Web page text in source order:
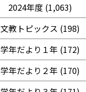
2024年度 (1,063)
文教トピックス (198)
学年だより１年 (172)
学年だより２年 (170)